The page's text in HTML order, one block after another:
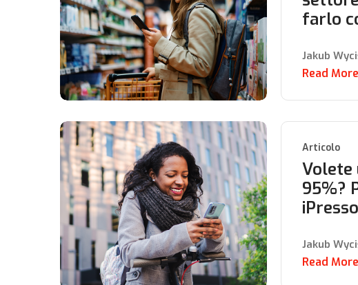
farlo
Jakub
Read More
Articolo
Volete
95%?
iPresso
Jakub
Read More